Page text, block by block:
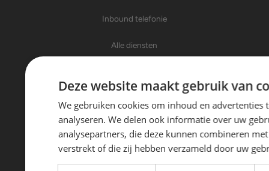
Inbound telefonie
Alle diensten
Over Trinity Sales
Over ons
Nieuws
Deze website maakt gebruik van
We gebruiken cookies om inhoud en advertenties
analyseren. We delen ook informatie over uw
analysepartners, die deze kunnen combineren
verstrekt of die zij hebben verzameld door uw